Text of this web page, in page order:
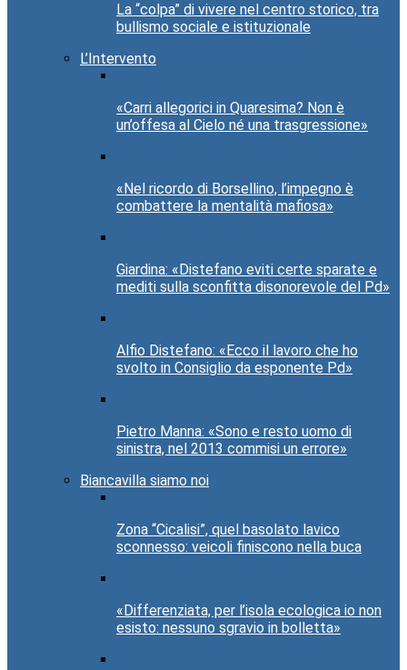
La “colpa” di vivere nel centro storico, tra
bullismo sociale e istituzionale
L’Intervento
«Carri allegorici in Quaresima? Non è
un’offesa al Cielo né una trasgressione»
«Nel ricordo di Borsellino, l’impegno è
combattere la mentalità mafiosa»
Giardina: «Distefano eviti certe sparate e
mediti sulla sconfitta disonorevole del Pd»
Alfio Distefano: «Ecco il lavoro che ho
svolto in Consiglio da esponente Pd»
Pietro Manna: «Sono e resto uomo di
sinistra, nel 2013 commisi un errore»
Biancavilla siamo noi
Zona “Cicalisi”, quel basolato lavico
sconnesso: veicoli finiscono nella buca
«Differenziata, per l’isola ecologica io non
esisto: nessuno sgravio in bolletta»